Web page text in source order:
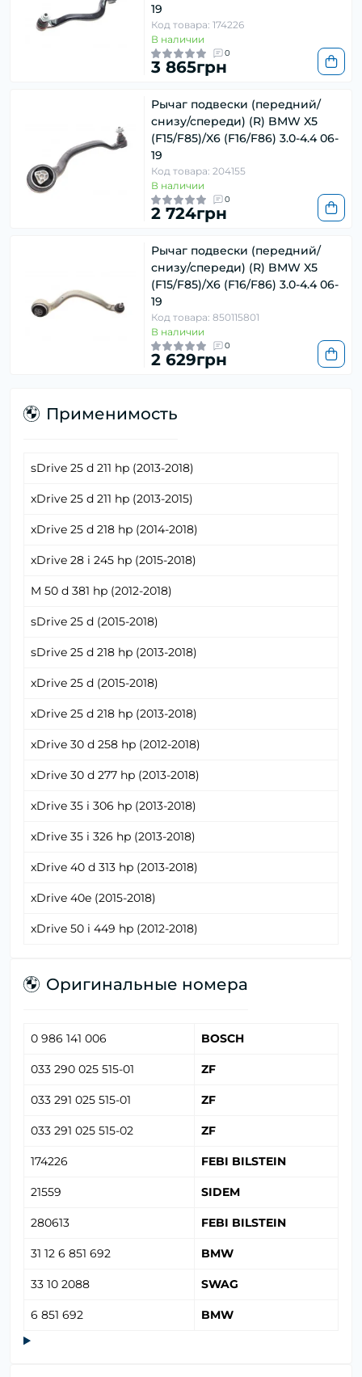
19
Код товара: 174226
В наличии
0
3 865грн
Рычаг подвески (передний/
снизу/спереди) (R) BMW X5
(F15/F85)/X6 (F16/F86) 3.0-4.4 06-
19
Код товара: 204155
В наличии
0
2 724грн
Рычаг подвески (передний/
снизу/спереди) (R) BMW X5
(F15/F85)/X6 (F16/F86) 3.0-4.4 06-
19
Код товара: 850115801
В наличии
0
2 629грн
Применимость
sDrive 25 d 211 hp (2013-2018)
xDrive 25 d 211 hp (2013-2015)
xDrive 25 d 218 hp (2014-2018)
xDrive 28 i 245 hp (2015-2018)
M 50 d 381 hp (2012-2018)
sDrive 25 d (2015-2018)
sDrive 25 d 218 hp (2013-2018)
xDrive 25 d (2015-2018)
xDrive 25 d 218 hp (2013-2018)
xDrive 30 d 258 hp (2012-2018)
xDrive 30 d 277 hp (2013-2018)
xDrive 35 i 306 hp (2013-2018)
xDrive 35 i 326 hp (2013-2018)
xDrive 40 d 313 hp (2013-2018)
xDrive 40e (2015-2018)
xDrive 50 i 449 hp (2012-2018)
Оригинальные номера
0 986 141 006 BOSCH
033 290 025 515-01 ZF
033 291 025 515-01 ZF
033 291 025 515-02 ZF
174226 FEBI BILSTEIN
21559 SIDEM
280613 FEBI BILSTEIN
31 12 6 851 692 BMW
33 10 2088 SWAG
6 851 692 BMW